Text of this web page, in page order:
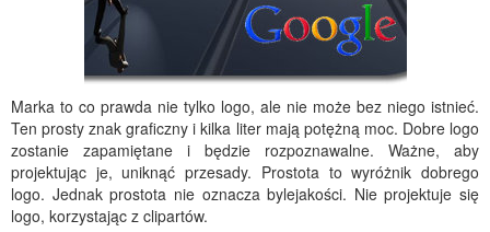
Marka to co prawda nie tylko logo, ale nie może bez niego istnieć.
Ten prosty znak graficzny i kilka liter mają potężną moc. Dobre logo
zostanie zapamiętane i będzie rozpoznawalne. Ważne, aby
projektując je, uniknąć przesady. Prostota to wyróżnik dobrego
logo. Jednak prostota nie oznacza bylejakości. Nie projektuje się
logo, korzystając z clipartów.